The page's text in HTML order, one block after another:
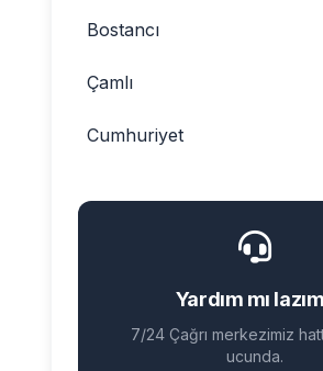
Bostancı
Çamlı
Cumhuriyet
Karalarçiftliği
Kurtuluş
Yardım mı
7/24 Çağrı merkezimiz
ucunda.